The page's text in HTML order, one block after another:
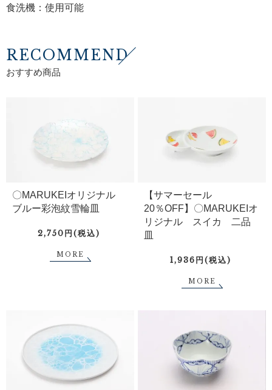
食洗機：使用可能
RECOMMEND
おすすめ商品
〇MARUKEIオリジナル
ブルー彩泡紋雪輪皿
2,750円(税込)
MORE
【サマーセール
20％OFF】〇MARUKEIオ
リジナル スイカ 二品
皿
1,936円(税込)
MORE